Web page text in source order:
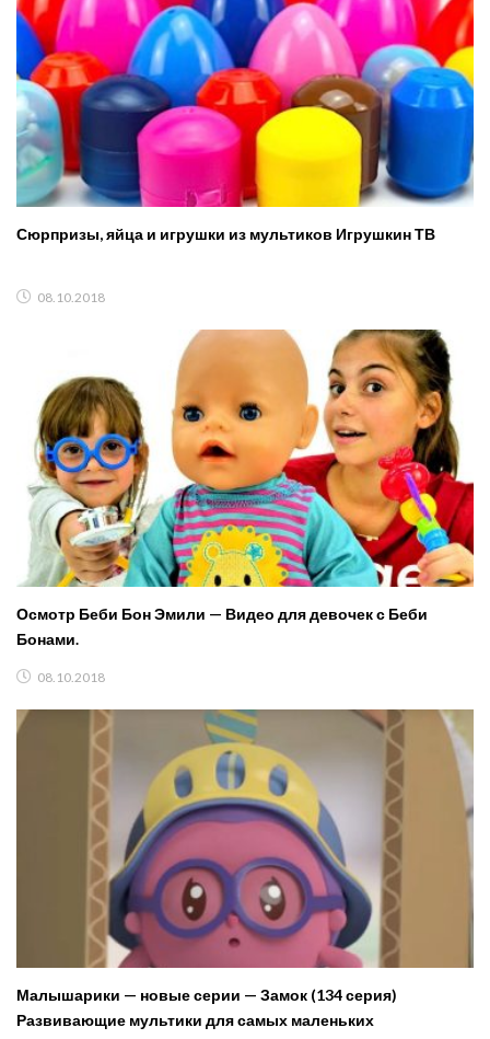
Сюрпризы, яйца и игрушки из мультиков Игрушкин ТВ
08.10.2018
Осмотр Беби Бон Эмили — Видео для девочек с Беби
Бонами.
08.10.2018
Малышарики — новые серии — Замок (134 серия)
Развивающие мультики для самых маленьких